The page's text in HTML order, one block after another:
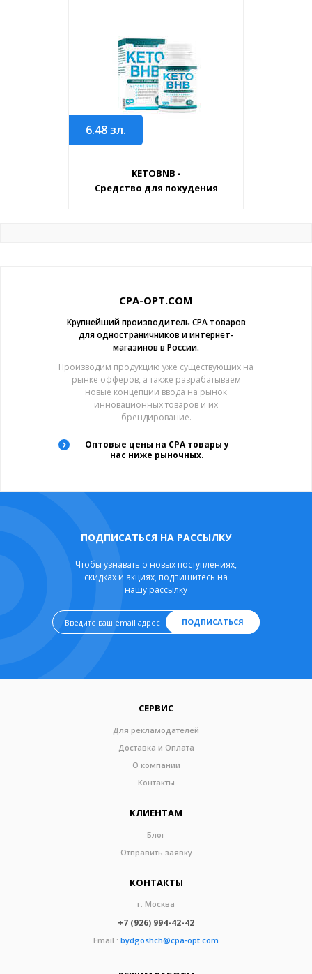
6.48зл.
KETOBNB -
Средство для похудения
CPA-OPT.COM
Крупнейший производитель CPA товаров
для одностраничников и интернет-
магазинов в России.
Производим продукцию уже существующих на
рынке офферов, а также разрабатываем
новые концепции ввода на рынок
инновационных товаров и их
брендирование.
Оптовые цены на CPA товары у
нас ниже рыночных.
ПОДПИСАТЬСЯ НА РАССЫЛКУ
Чтобы узнавать о новых поступлениях,
скидках и акциях, подпишитесь на
нашу рассылку
ПОДПИСАТЬСЯ
СЕРВИС
Для рекламодателей
Доставка и Оплата
О компании
Контакты
КЛИЕНТАМ
Блог
Отправить заявку
КОНТАКТЫ
г. Москва
+7 (926) 994-42-42
Email : bydgoshch@cpa-opt.com